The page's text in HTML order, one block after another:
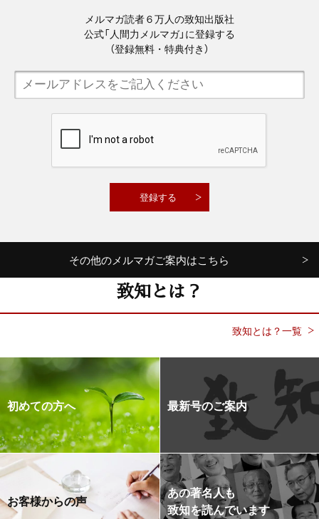
メルマガ読者６万人の致知出版社
公式「人間力メルマガ」に登録する
（登録無料・特典付き）
その他のメルマガご案内はこちら
致知とは？
致知とは？一覧
初めての方へ 最新号のご案内
お客様からの声
あの著名人も
致知を読んでいます